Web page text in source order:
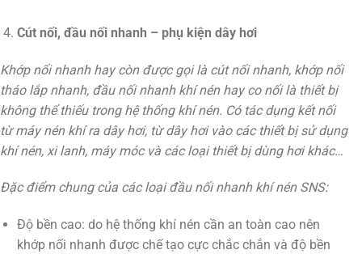
Cút nối, đầu nối nhanh – phụ kiện dây hơi
Khớp nối nhanh hay còn được gọi là cút nối nhanh, khớp nối
tháo lắp nhanh, đầu nối nhanh khí nén hay co nối là thiết bị
không thể thiếu trong hệ thống khí nén. Có tác dụng kết nối
từ máy nén khí ra dây hơi, từ dây hơi vào các thiết bị sử dụng
khí nén, xi lanh, máy móc và các loại thiết bị dùng hơi khác…
Đặc điểm chung của các loại đầu nối nhanh khí nén SNS:
Độ bền cao: do hệ thống khí nén cần an toàn cao nên
khớp nối nhanh được chế tạo cực chắc chắn và độ bền